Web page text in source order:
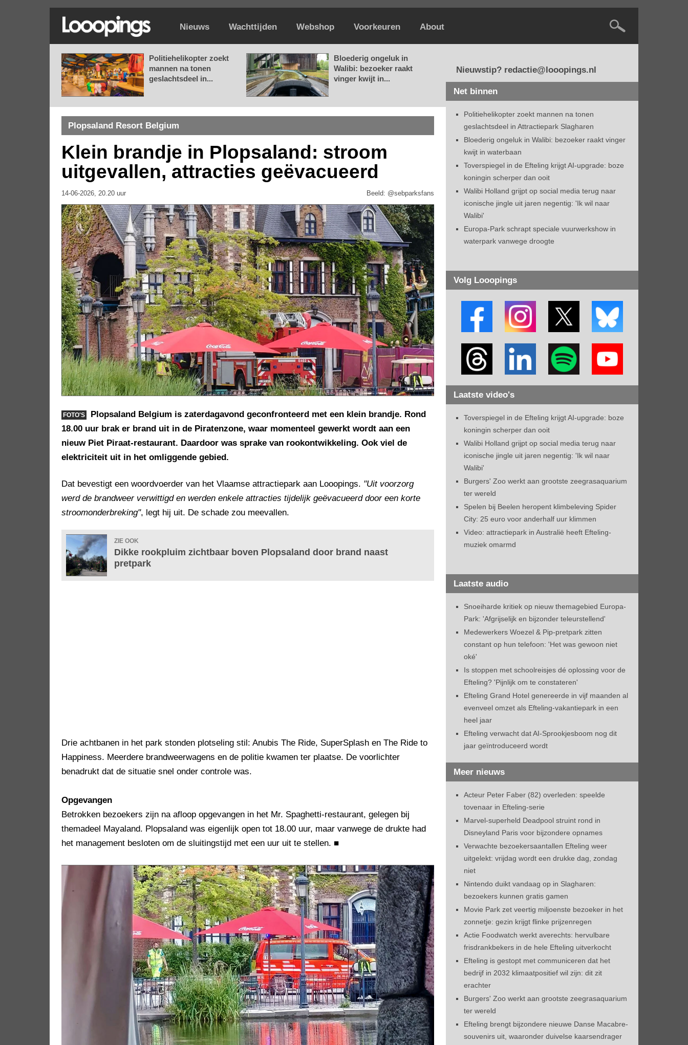
Nieuws Wachttijden Webshop Voorkeuren About
Politiehelikopter zoekt
mannen na tonen
geslachtsdeel in...
Bloederig ongeluk in
Walibi: bezoeker raakt
vinger kwijt in...
Plopsaland Resort Belgium
Klein brandje in Plopsaland: stroom
uitgevallen, attracties geëvacueerd
14-06-2026, 20.20 uur Beeld: @sebparksfans
FOTO'S
Plopsaland Belgium is zaterdagavond geconfronteerd met een klein brandje. Rond
18.00 uur brak er brand uit in de Piratenzone, waar momenteel gewerkt wordt aan een
nieuw Piet Piraat-restaurant. Daardoor was sprake van rookontwikkeling. Ook viel de
elektriciteit uit in het omliggende gebied.
Dat bevestigt een woordvoerder van het Vlaamse attractiepark aan Looopings. "Uit voorzorg
werd de brandweer verwittigd en werden enkele attracties tijdelijk geëvacueerd door een korte
stroomonderbreking", legt hij uit. De schade zou meevallen.
ZIE OOK
Dikke rookpluim zichtbaar boven Plopsaland door brand naast
pretpark
Drie achtbanen in het park stonden plotseling stil: Anubis The Ride, SuperSplash en The Ride to
Happiness. Meerdere brandweerwagens en de politie kwamen ter plaatse. De voorlichter
benadrukt dat de situatie snel onder controle was.
Opgevangen
Betrokken bezoekers zijn na afloop opgevangen in het Mr. Spaghetti-restaurant, gelegen bij
themadeel Mayaland. Plopsaland was eigenlijk open tot 18.00 uur, maar vanwege de drukte had
het management besloten om de sluitingstijd met een uur uit te stellen. ■
Nieuwstip? redactie@looopings.nl
Net binnen
Politiehelikopter zoekt mannen na tonen
geslachtsdeel in Attractiepark Slagharen
Bloederig ongeluk in Walibi: bezoeker raakt vinger
kwijt in waterbaan
Toverspiegel in de Efteling krijgt AI-upgrade: boze
koningin scherper dan ooit
Walibi Holland grijpt op social media terug naar
iconische jingle uit jaren negentig: 'Ik wil naar
Walibi'
Europa-Park schrapt speciale vuurwerkshow in
waterpark vanwege droogte
Volg Looopings
Laatste video's
Toverspiegel in de Efteling krijgt AI-upgrade: boze
koningin scherper dan ooit
Walibi Holland grijpt op social media terug naar
iconische jingle uit jaren negentig: 'Ik wil naar
Walibi'
Burgers' Zoo werkt aan grootste zeegrasaquarium
ter wereld
Spelen bij Beelen heropent klimbeleving Spider
City: 25 euro voor anderhalf uur klimmen
Video: attractiepark in Australië heeft Efteling-
muziek omarmd
Laatste audio
Snoeiharde kritiek op nieuw themagebied Europa-
Park: 'Afgrijselijk en bijzonder teleurstellend'
Medewerkers Woezel & Pip-pretpark zitten
constant op hun telefoon: 'Het was gewoon niet
oké'
Is stoppen met schoolreisjes dé oplossing voor de
Efteling? 'Pijnlijk om te constateren'
Efteling Grand Hotel genereerde in vijf maanden al
evenveel omzet als Efteling-vakantiepark in een
heel jaar
Efteling verwacht dat AI-Sprookjesboom nog dit
jaar geïntroduceerd wordt
Meer nieuws
Acteur Peter Faber (82) overleden: speelde
tovenaar in Efteling-serie
Marvel-superheld Deadpool struint rond in
Disneyland Paris voor bijzondere opnames
Verwachte bezoekersaantallen Efteling weer
uitgelekt: vrijdag wordt een drukke dag, zondag
niet
Nintendo duikt vandaag op in Slagharen:
bezoekers kunnen gratis gamen
Movie Park zet veertig miljoenste bezoeker in het
zonnetje: gezin krijgt flinke prijzenregen
Actie Foodwatch werkt averechts: hervulbare
frisdrankbekers in de hele Efteling uitverkocht
Efteling is gestopt met communiceren dat het
bedrijf in 2032 klimaatpositief wil zijn: dit zit
erachter
Burgers' Zoo werkt aan grootste zeegrasaquarium
ter wereld
Efteling brengt bijzondere nieuwe Danse Macabre-
souvenirs uit, waaronder duivelse kaarsendrager